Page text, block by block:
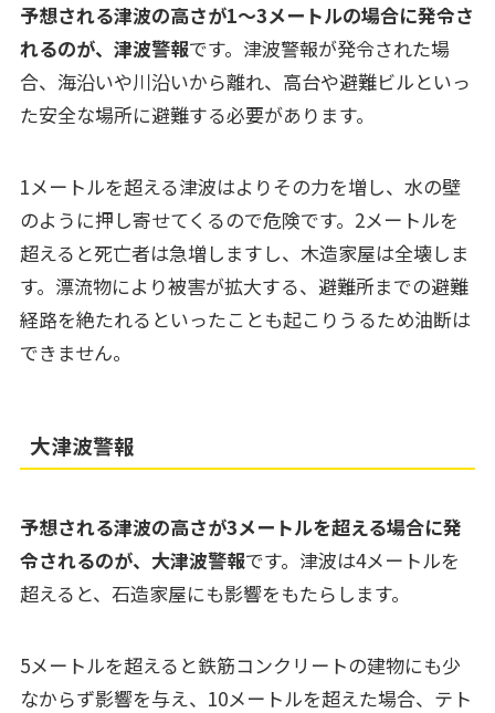
予想される津波の高さが1～3メートルの場合に発令さ
れるのが、津波警報です。津波警報が発令された場
合、海沿いや川沿いから離れ、高台や避難ビルといっ
た安全な場所に避難する必要があります。
1メートルを超える津波はよりその力を増し、水の壁
のように押し寄せてくるので危険です。2メートルを
超えると死亡者は急増しますし、木造家屋は全壊しま
す。漂流物により被害が拡大する、避難所までの避難
経路を絶たれるといったことも起こりうるため油断は
できません。
大津波警報
予想される津波の高さが3メートルを超える場合に発
令されるのが、大津波警報です。津波は4メートルを
超えると、石造家屋にも影響をもたらします。
5メートルを超えると鉄筋コンクリートの建物にも少
なからず影響を与え、10メートルを超えた場合、テト